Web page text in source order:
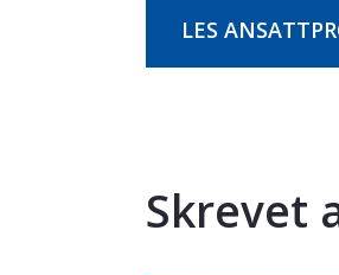
LES
Skrevet